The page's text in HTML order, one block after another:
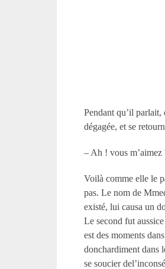
Pendant qu’il
dégagée, et se
– Ah ! vous
Voilà comme elle le
pas. Le nom de
existé, lui causa un
Le second fut
est des moments
donchardiment dans
se soucier